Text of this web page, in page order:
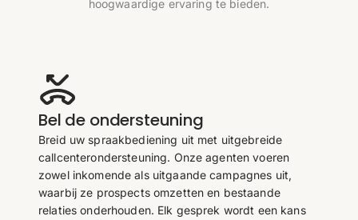
hoogwaardige ervaring te bieden.
Bel de ondersteuning
Breid uw spraakbediening uit met uitgebreide
callcenterondersteuning. Onze agenten voeren
zowel inkomende als uitgaande campagnes uit,
waarbij ze prospects omzetten en bestaande
relaties onderhouden. Elk gesprek wordt een kans